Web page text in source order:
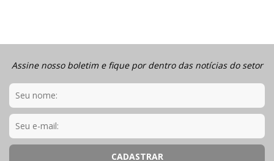
Assine nosso boletim e fique por dentro das notícias do setor